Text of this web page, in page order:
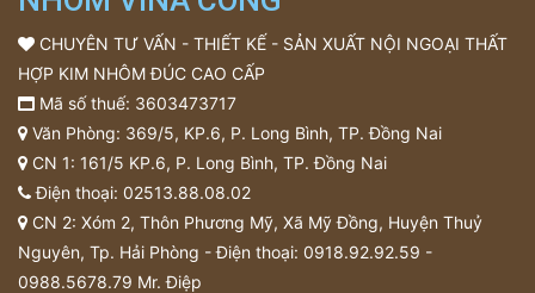
CHUYÊN TƯ VẤN - THIẾT KẾ - SẢN XUẤT NỘI NGOẠI THẤT
HỢP KIM NHÔM ĐÚC CAO CẤP
Mã số thuế: 3603473717
Văn Phòng: 369/5, KP.6, P. Long Bình, TP. Đồng Nai
CN 1: 161/5 KP.6, P. Long Bình, TP. Đồng Nai
Điện thoại: 02513.88.08.02
CN 2: Xóm 2, Thôn Phương Mỹ, Xã Mỹ Đồng, Huyện Thuỷ
Nguyên, Tp. Hải Phòng - Điện thoại: 0918.92.92.59 -
0988.5678.79 Mr. Điệp